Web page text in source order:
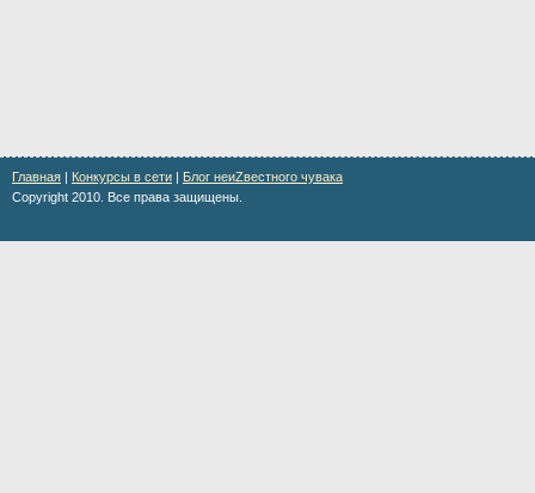
Главная | Конкурсы в сети | Блог неиZвестного чувака
Copyright 2010. Все права защищены.